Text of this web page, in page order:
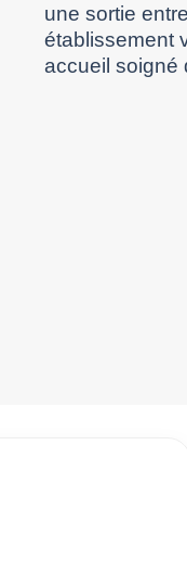
une sortie
établissement
accueil soigné